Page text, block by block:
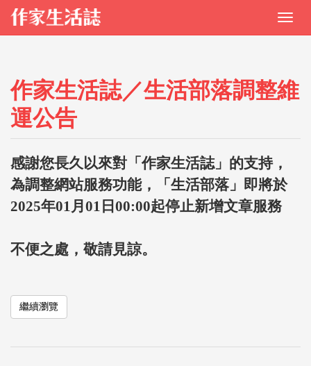
作家生活誌／生活部落調整維
運公告
感謝您長久以來對「作家生活誌」的支持，
為調整網站服務功能，「生活部落」即將於
2025年01月01日00:00起停止新增文章服務
不便之處，敬請見諒。
繼續瀏覽